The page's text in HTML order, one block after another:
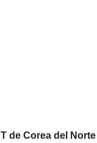
de Corea del